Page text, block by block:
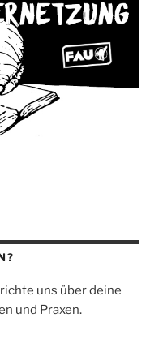
uns über deine
und Praxen.